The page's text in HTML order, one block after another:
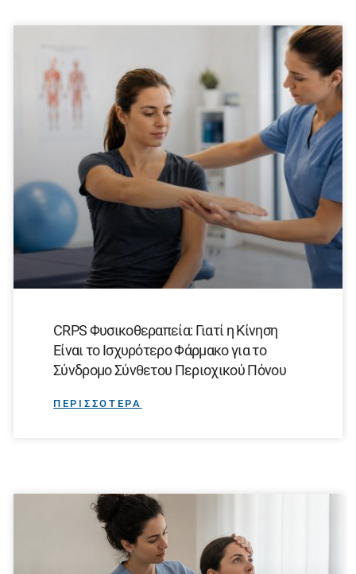
CRPS Φυσικοθεραπεία: Γιατί η Κίνηση
Είναι το Ισχυρότερο Φάρμακο για το
Σύνδρομο Σύνθετου Περιοχικού Πόνου
ΠΕΡΙΣΣΟΤΕΡΑ